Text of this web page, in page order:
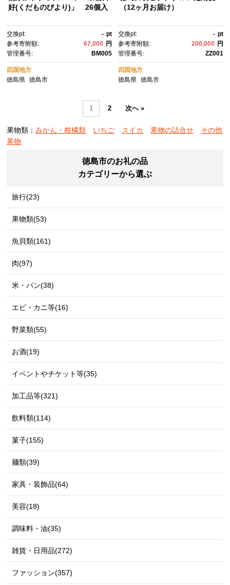
好(くだものびより)」 26個入
交換pt: - pt
参考寄附額:
67,000 円
管理番号:
BM005
四国地方
徳島県
徳島市
（12ヶ月お届け）
交換pt: - pt
参考寄附額:
200,000 円
管理番号:
ZZ001
四国地方
徳島県 徳島市
1 2 次へ »
果物類：みかん・柑橘類 いちご スイカ 果物の詰合せ
その他
果物
徳島市のお礼の品
カテゴリーから選ぶ
旅行(23)
果物類(53)
魚貝類(161)
肉(97)
米・パン(38)
エビ・カニ等(16)
野菜類(55)
お酒(19)
イベントやチケット等(35)
加工品等(321)
飲料類(114)
菓子(155)
麺類(39)
家具・装飾品(64)
美容(18)
調味料・油(35)
雑貨・日用品(272)
ファッション(357)